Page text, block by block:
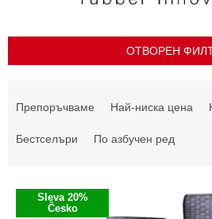
ОТВОРЕН
Препоръчваме Най-ниска цена
Бестселъри По азбучен ред
С
Sleva 20%
Česko